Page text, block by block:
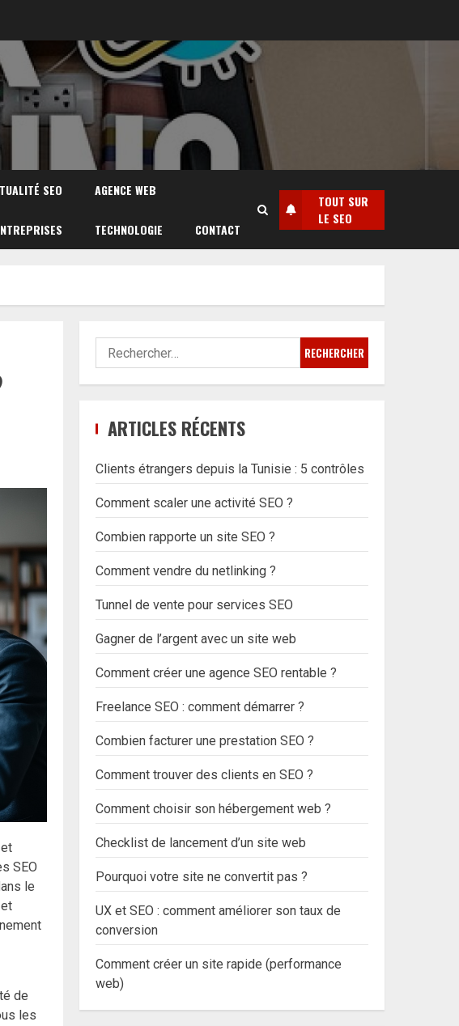
SEO AGENCE WEB
TECHNOLOGIE CONTACT
TOUT SUR
LE SEO
SEO
le
de
les
Rechercher :
ARTICLES RÉCENTS
Clients étrangers depuis la Tunisie : 5 contrôles
Comment scaler une activité SEO ?
Combien rapporte un site SEO ?
Comment vendre du netlinking ?
Tunnel de vente pour services SEO
Gagner de l’argent avec un site web
Comment créer une agence SEO rentable ?
Freelance SEO : comment démarrer ?
Combien facturer une prestation SEO ?
Comment trouver des clients en SEO ?
Comment choisir son hébergement web ?
Checklist de lancement d’un site web
Pourquoi votre site ne convertit pas ?
UX et SEO : comment améliorer son taux de
conversion
Comment créer un site rapide (performance
web)